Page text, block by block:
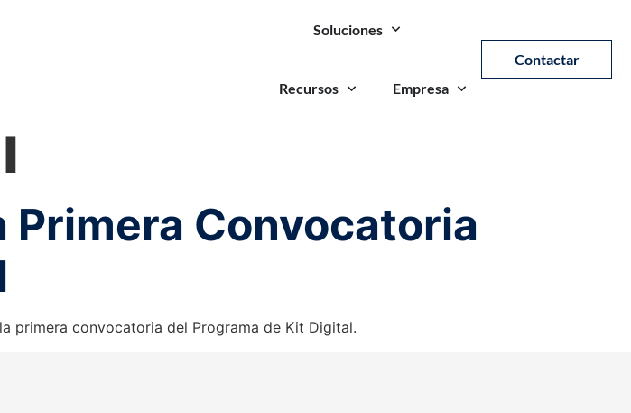
Soluciones
Recursos Empresa
Contactar
Primera Convocatoria
primera convocatoria del Programa de Kit Digital.